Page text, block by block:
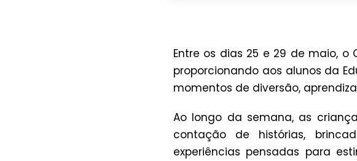
Entre os dias 25 e 29 de maio, o
proporcionando aos alunos da
momentos de diversão,
Ao longo da semana, as
contação de histórias,
experiências pensadas para